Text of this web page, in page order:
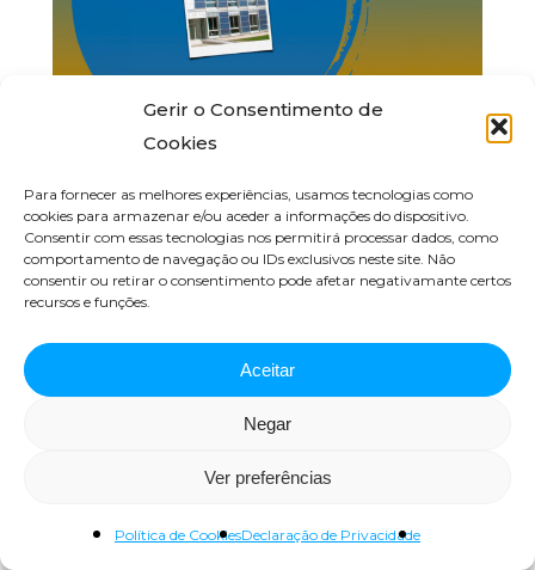
Gerir o Consentimento de
Cookies
Para fornecer as melhores experiências, usamos tecnologias como
cookies para armazenar e/ou aceder a informações do dispositivo.
Consentir com essas tecnologias nos permitirá processar dados, como
comportamento de navegação ou IDs exclusivos neste site. Não
consentir ou retirar o consentimento pode afetar negativamante certos
recursos e funções.
Aceitar
Negar
Ver preferências
Política de CookiesDeclaração de Privacidade
Visita solar ao sistema
fotovoltaico do Edifício Solar
XXI LNEG
Outubro 24, 2023